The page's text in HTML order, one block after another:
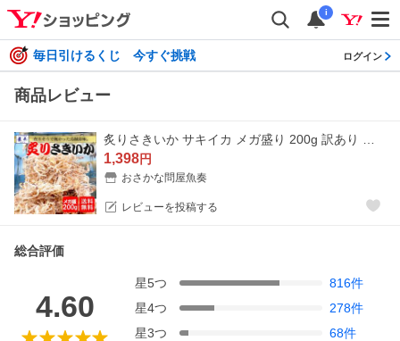
i
毎日引けるくじ 今すぐ挑戦 ログイン
商品レビュー
1,398円
おさかな問屋魚奏
レビューを投稿する
総合評価
4.60
星5つ 816件
星4つ 278件
星3つ 68件